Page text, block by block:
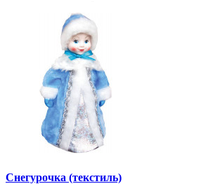
Снегурочка (текстиль)